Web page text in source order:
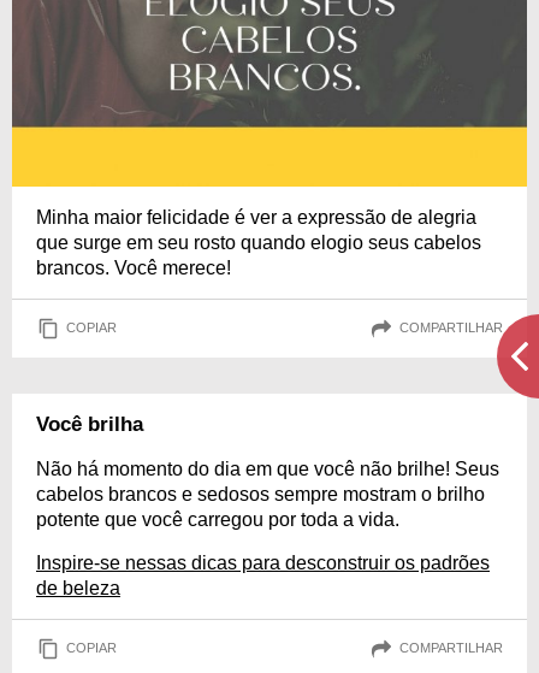
Minha maior felicidade é ver a expressão de alegria
que surge em seu rosto quando elogio seus cabelos
brancos. Você merece!
COPIAR COMPARTILHAR
Você brilha
Não há momento do dia em que você não brilhe! Seus
cabelos brancos e sedosos sempre mostram o brilho
potente que você carregou por toda a vida.
Inspire-se nessas dicas para desconstruir os padrões
de beleza
COPIAR COMPARTILHAR